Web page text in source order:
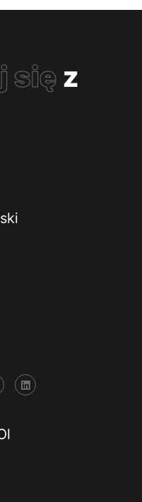
się z